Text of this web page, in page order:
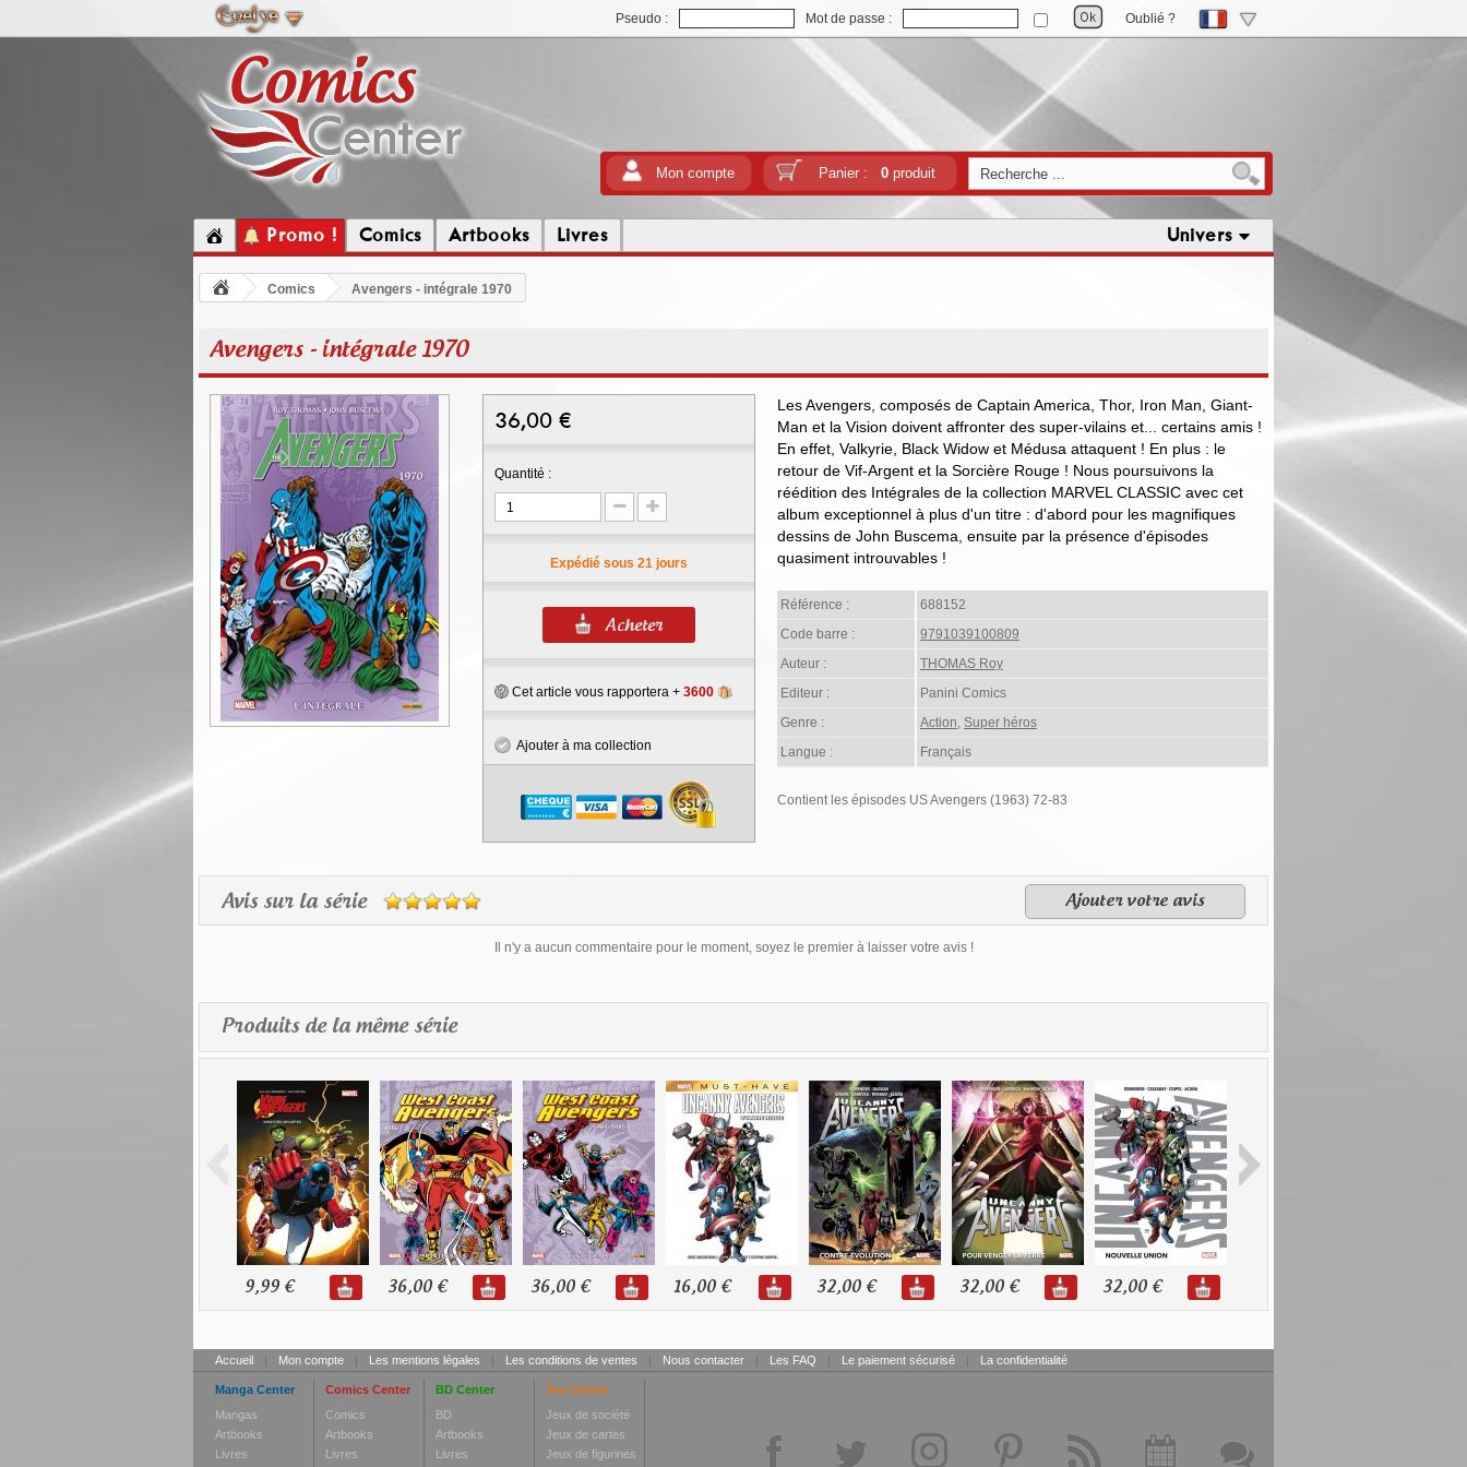
Pseudo : Mot de passe : Oublié ?
Mon compte Panier : 0produit
Promo ! Comics Artbooks Livres Univers
Comics Avengers - intégrale 1970
Avengers - intégrale 1970
36,00 €
Quantité :
Expédié sous 21 jours
Cet article vous rapportera + 3600
Ajouter à ma collection
Les Avengers, composés de Captain America, Thor, Iron Man, Giant-
Man et la Vision doivent affronter des super-vilains et... certains amis !
En effet, Valkyrie, Black Widow et Médusa attaquent ! En plus : le
retour de Vif-Argent et la Sorcière Rouge ! Nous poursuivons la
réédition des Intégrales de la collection MARVEL CLASSIC avec cet
album exceptionnel à plus d'un titre : d'abord pour les magnifiques
dessins de John Buscema, ensuite par la présence d'épisodes
quasiment introuvables !
Référence :
688152
Code barre :
9791039100809
Auteur :
THOMAS Roy
Editeur :
Panini Comics
Genre :
Action, Super héros
Langue :
Français
Contient les épisodes US Avengers (1963) 72-83
Avis sur la série Ajouter votre avis
Il n'y a aucun commentaire pour le moment, soyez le premier à laisser votre avis !
Produits de la même série
9,99 € 36,00 € 36,00 € 16,00 € 32,00 € 32,00 € 32,00 €
Accueil | Mon compte | Les mentions légales | Les conditions de ventes | Nous contacter | Les FAQ | Le paiement sécurisé | La confidentialité
Manga Center
Mangas
Artbooks
Livres
Comics Center
Comics
Artbooks
Livres
BD Center
BD
Artbooks
Livres
Toy Center
Jeux de société
Jeux de cartes
Jeux de figurines